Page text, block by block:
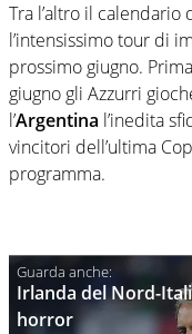
Tra l’altro il
l’intensissimo tour di
prossimo giugno.
giugno gli Azzurri
l’Argentina l’inedita
vincitori dell’ultima
programma.
Irlanda del Nord-
horror